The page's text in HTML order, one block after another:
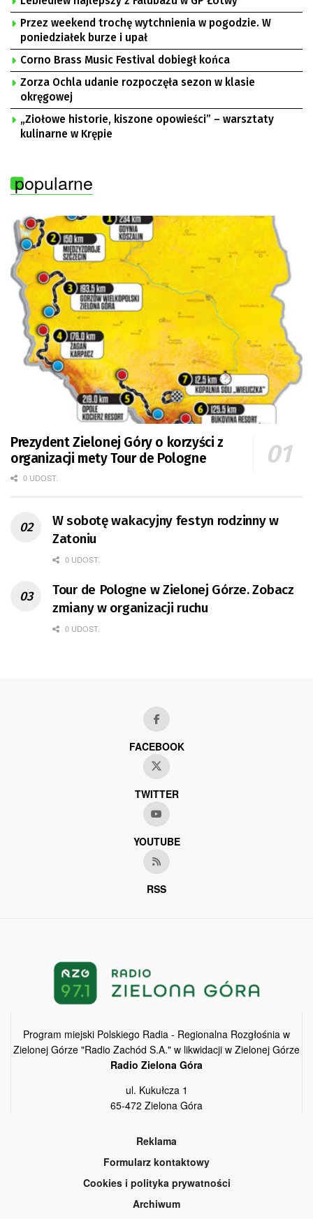
Przez weekend trochę wytchnienia w pogodzie. W
poniedziałek burze i upał
Corno Brass Music Festival dobiegł końca
Zorza Ochla udanie rozpoczęła sezon w klasie
okręgowej
„Ziołowe historie, kiszone opowieści” – warsztaty
kulinarne w Krępie
popularne
Prezydent Zielonej Góry o korzyści z
organizacji mety Tour de Pologne
0 UDOST.
W sobotę wakacyjny festyn rodzinny w
Zatoniu
0 UDOST.
Tour de Pologne w Zielonej Górze. Zobacz
zmiany w organizacji ruchu
0 UDOST.
FACEBOOK
TWITTER
YOUTUBE
RSS
Program miejski Polskiego Radia - Regionalna Rozgłośnia w
Zielonej Górze "Radio Zachód S.A." w likwidacji w Zielonej Górze
Radio Zielona Góra
ul. Kukułcza 1
65-472 Zielona Góra
Reklama
Formularz kontaktowy
Cookies i polityka prywatności
Archiwum